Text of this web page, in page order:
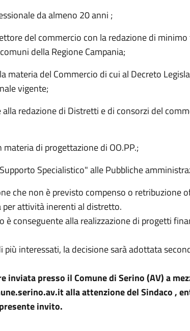
da almeno 20 anni ;
del commercio con la redazione di
della Regione Campania;
materia del Commercio di cui al Decreto
vigente;
redazione di Distretti e di consorzi del
di progettazione di OO.PP.;
Specialistico" alle Pubbliche
che non è previsto compenso o retribuzione
attività inerenti al distretto.
è conseguente alla realizzazione di progetti
più interessati, la decisione sarà adottata
inviata presso il Comune di Serino (AV) a
alla attenzione del Sindaco ,
invito.